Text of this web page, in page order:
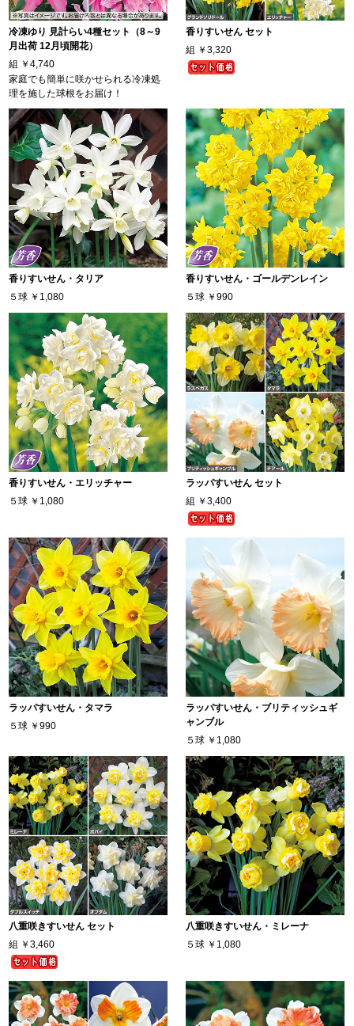
冷凍ゆり 見計らい4種セット（8～9
月出荷 12月頃開花）
組 ￥4,740
家庭でも簡単に咲かせられる冷凍処
理を施した球根をお届け！
香りすいせん セット
組 ￥3,320
香りすいせん・タリア
５球 ￥1,080
香りすいせん・ゴールデンレイン
５球 ￥990
香りすいせん・エリッチャー
５球 ￥1,080
ラッパすいせん セット
組 ￥3,400
ラッパすいせん・タマラ
５球 ￥990
ラッパすいせん・ブリティッシュギ
ャンブル
５球 ￥1,080
八重咲きすいせん セット
組 ￥3,460
八重咲きすいせん・ミレーナ
５球 ￥1,080